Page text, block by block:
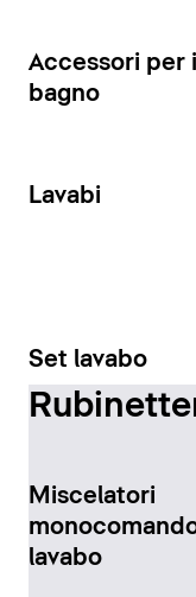
Accessori per
bagno
Lavabi
Set lavabo
Miscelatori
lavabo